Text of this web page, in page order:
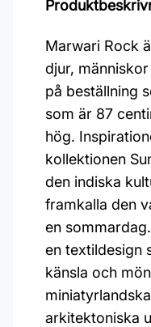
Marwari Rock
djur,
på beställning
som är 87
hög.
kollektionen
den indiska
framkalla den
en
en textildesign
känsla och
arkitektoniska